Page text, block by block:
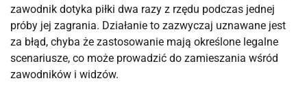
zawodnik dotyka piłki dwa razy z rzędu podczas jednej
próby jej zagrania. Działanie to zazwyczaj uznawane jest
za błąd, chyba że zastosowanie mają określone legalne
scenariusze, co może prowadzić do zamieszania wśród
zawodników i widzów.